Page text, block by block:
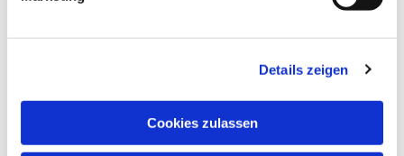
Details zeigen
Cookies zulassen